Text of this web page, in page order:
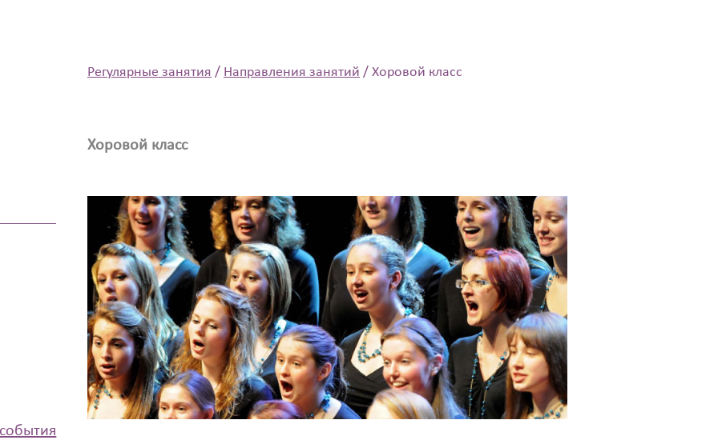
Регулярные занятия / Направления занятий /Хоровой класс
Хоровой класс